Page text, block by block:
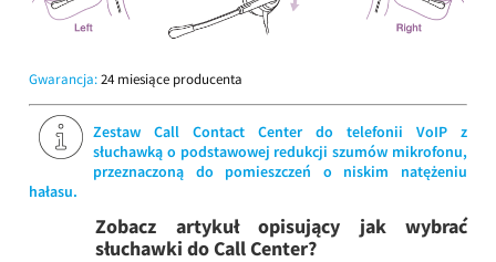
Gwarancja:24 miesiące producenta
Zestaw Call Contact Center do telefonii VoIP z
słuchawką o podstawowej redukcji szumów mikrofonu,
przeznaczoną do pomieszczeń o niskim natężeniu
hałasu.
Zobacz artykuł opisujący jak wybrać
słuchawki do Call Center?